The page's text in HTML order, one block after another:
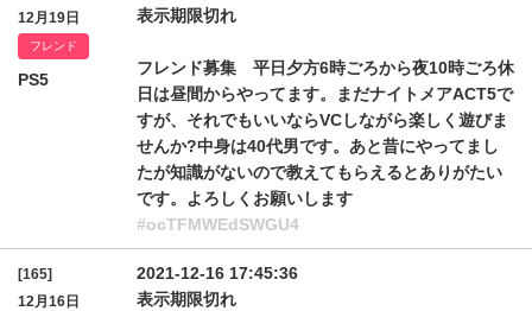
12月19日
フレンド
PS5
表示期限切れ
フレンド募集 平日夕方6時ごろから夜10時ごろ休
日は昼間からやってます。まだナイトメアACT5で
すが、それでもいいならVCしながら楽しく遊びま
せんか?中身は40代男です。あと昔にやってまし
たが知識がないので教えてもらえるとありがたい
です。よろしくお願いします
#ocTFMWEdSWGU4
[165]
12月16日
2021-12-16 17:45:36
表示期限切れ